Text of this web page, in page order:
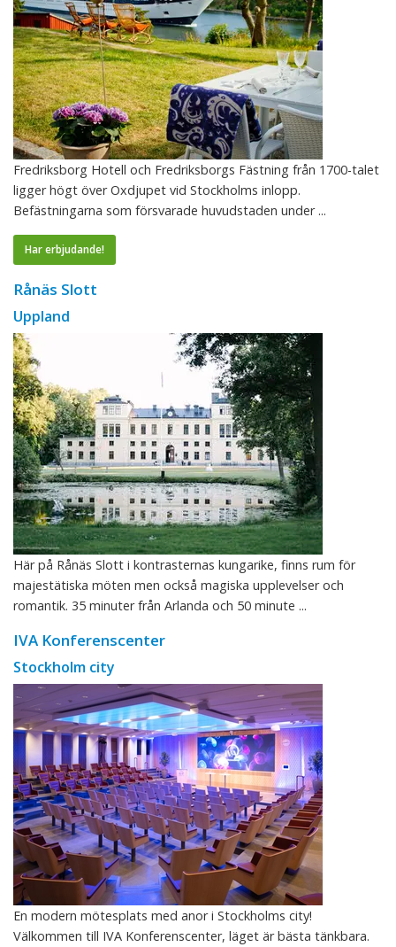
Fredriksborg Hotell och Fredriksborgs Fästning från 1700-talet
ligger högt över Oxdjupet vid Stockholms inlopp.
Befästningarna som försvarade huvudstaden under ...
Har erbjudande!
Rånäs Slott
Uppland
Här på Rånäs Slott i kontrasternas kungarike, finns rum för
majestätiska möten men också magiska upplevelser och
romantik. 35 minuter från Arlanda och 50 minute ...
IVA Konferenscenter
Stockholm city
En modern mötesplats med anor i Stockholms city!
Välkommen till IVA Konferenscenter, läget är bästa tänkbara.